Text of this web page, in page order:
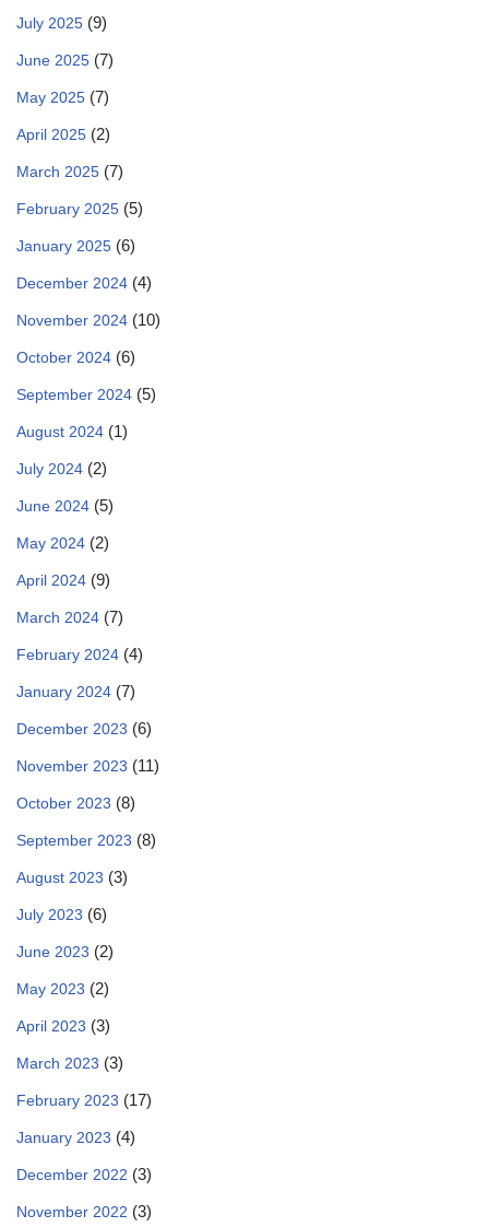
July 2025 (9)
June 2025 (7)
May 2025 (7)
April 2025 (2)
March 2025 (7)
February 2025 (5)
January 2025 (6)
December 2024 (4)
November 2024 (10)
October 2024 (6)
September 2024 (5)
August 2024 (1)
July 2024 (2)
June 2024 (5)
May 2024 (2)
April 2024 (9)
March 2024 (7)
February 2024 (4)
January 2024 (7)
December 2023 (6)
November 2023 (11)
October 2023 (8)
September 2023 (8)
August 2023 (3)
July 2023 (6)
June 2023 (2)
May 2023 (2)
April 2023 (3)
March 2023 (3)
February 2023 (17)
January 2023 (4)
December 2022 (3)
November 2022 (3)